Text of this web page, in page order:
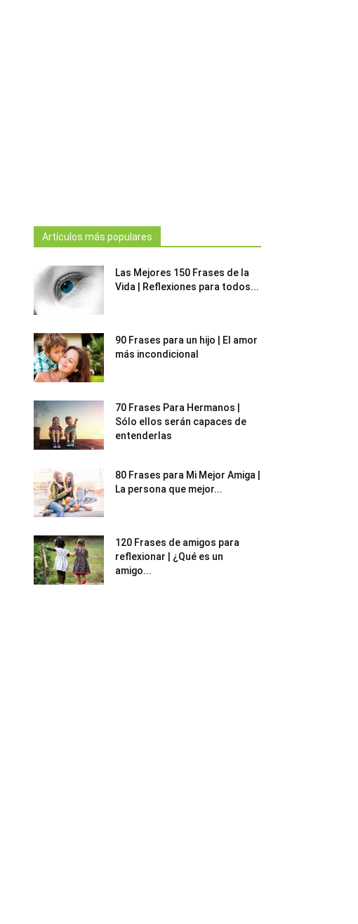
Artículos más populares
Las Mejores 150 Frases de la
Vida | Reflexiones para todos...
90 Frases para un hijo | El amor
más incondicional
70 Frases Para Hermanos |
Sólo ellos serán capaces de
entenderlas
80 Frases para Mi Mejor Amiga |
La persona que mejor...
120 Frases de amigos para
reflexionar | ¿Qué es un
amigo...